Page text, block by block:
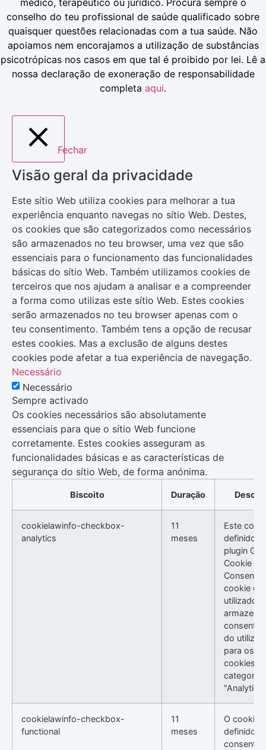
médico, terapêutico ou jurídico. Procura sempre o
conselho do teu profissional de saúde qualificado sobre
quaisquer questões relacionadas com a tua saúde. Não
apoiamos nem encorajamos a utilização de substâncias
psicotrópicas nos casos em que tal é proibido por lei. Lê a
nossa declaração de exoneração de responsabilidade
completa aqui.
Fechar
Visão geral da privacidade
Este sítio Web utiliza cookies para melhorar a tua
experiência enquanto navegas no sítio Web. Destes,
os cookies que são categorizados como necessários
são armazenados no teu browser, uma vez que são
essenciais para o funcionamento das funcionalidades
básicas do sítio Web. Também utilizamos cookies de
terceiros que nos ajudam a analisar e a compreender
a forma como utilizas este sítio Web. Estes cookies
serão armazenados no teu browser apenas com o
teu consentimento. Também tens a opção de recusar
estes cookies. Mas a exclusão de alguns destes
cookies pode afetar a tua experiência de navegação.
Necessário
Necessário
Sempre activado
Os cookies necessários são absolutamente
essenciais para que o sítio Web funcione
corretamente. Estes cookies asseguram as
funcionalidades básicas e as características de
segurança do sítio Web, de forma anónima.
Biscoito Duração
cookielawinfo-checkbox-
analytics
11
meses
Este
definido
plugin
Cookie
Consent.
cookie é
utilizado
do
para os
cookies
categoria
cookielawinfo-checkbox-
functional
11
meses
O cookie é
definido